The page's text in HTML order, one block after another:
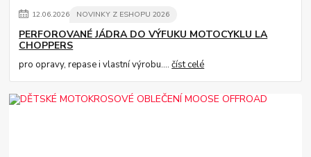
12.06.2026 NOVINKY Z ESHOPU 2026
PERFOROVANÉ JÁDRA DO VÝFUKU MOTOCYKLU LA
CHOPPERS
pro opravy, repase i vlastní výrobu....číst celé